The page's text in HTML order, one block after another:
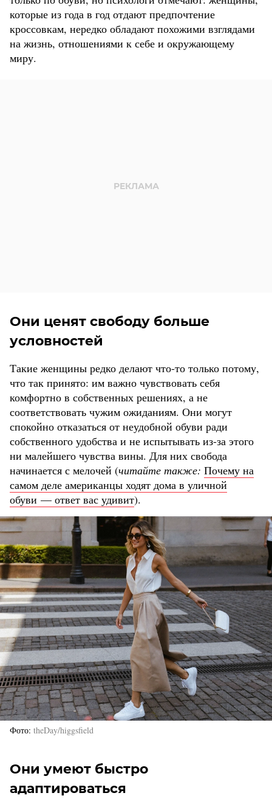
которые из года в год отдают предпочтение
кроссовкам, нередко обладают похожими взглядами
на жизнь, отношениями к себе и окружающему
миру.
Они ценят свободу больше
условностей
Такие женщины редко делают что-то только потому,
что так принято: им важно чувствовать себя
комфортно в собственных решениях, а не
соответствовать чужим ожиданиям. Они могут
спокойно отказаться от неудобной обуви ради
собственного удобства и не испытывать из-за этого
ни малейшего чувства вины. Для них свобода
начинается с мелочей (читайте также: Почему на
самом деле американцы ходят дома в уличной
обуви — ответ вас удивит).
Фото theDay/higgsfield
Они умеют быстро
адаптироваться